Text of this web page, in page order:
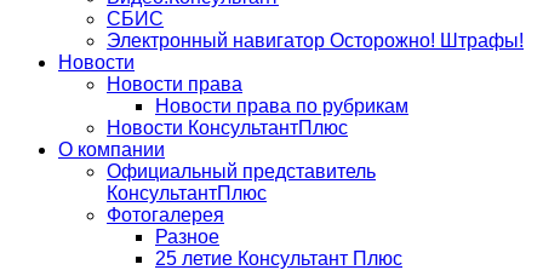
СБИС
Электронный навигатор Осторожно! Штрафы!
Новости
Новости права
Новости права по рубрикам
Новости КонсультантПлюс
О компании
Официальный представитель
КонсультантПлюс
Фотогалерея
Разное
25 летие Консультант Плюс